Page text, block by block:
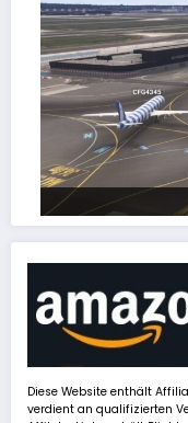
FSLTL Traffic: Tipps
Diese Website enthält
verdient an qualifizierten